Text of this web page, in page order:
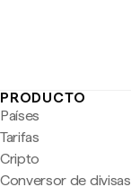
PRODUCTO
Países
Tarifas
Cripto
Conversor de divisas